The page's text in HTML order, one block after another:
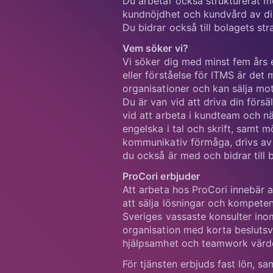
Vem söker vi?
Vi söker dig med minst fem års
eller förståelse för ITMS är det
organisationer och kan sälja
Du är van vid att driva din
vid att arbeta i kundteam och
engelska i tal och skrift, samt
kommunikativ förmåga, drivs
du också är med och bidrar till
ProCori erbjuder
Att arbeta hos ProCori innebär
att sälja lösningar och
Sveriges vassaste konsulter
organisation med korta
hjälpsamhet och teamwork
För tjänsten erbjuds fast lön,
Ansökan